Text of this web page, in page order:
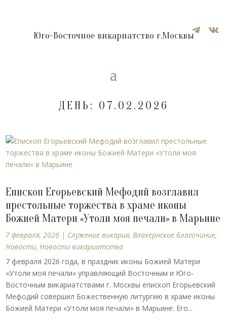
 
Юго-Восточное викариатство г.Москвы
ДЕНЬ: 07.02.2026
Епископ Егорьевский Мефодий возглавил
престольные торжества в храме иконы
Божией Матери «Утоли моя печали» в Марьине
7 февраля, 2026 | Cлужение викария,Влахернское благочиние,
Новости,Новости викариатства
7 февраля 2026 года, в праздник иконы Божией Матери
«Утоли моя печали» управляющий Восточным и Юго-
Восточным викариатствами г. Москвы епископ Егорьевский
Мефодий совершил Божественную литургию в храме иконы
Божией Матери «Утоли моя печали» в Марьине. Его...